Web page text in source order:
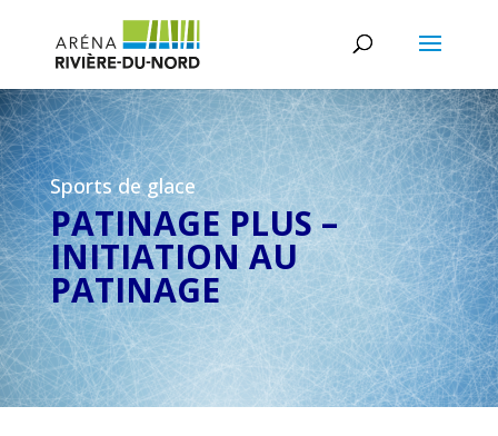
Sports de glace
PATINAGE PLUS –
INITIATION AU
PATINAGE